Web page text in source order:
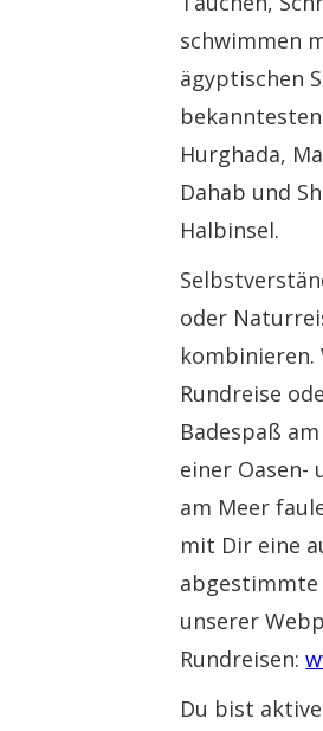
schwimmen
ägyptischen
Hurghada,
Dahab und
Halbinsel.
oder
kombinieren.
Rundreise
Badespaß
einer Oasen-
am Meer
mit Dir eine
abgestimmte
unserer
Rundreisen:
Du bist